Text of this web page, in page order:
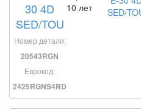
30 4D
SED/TOU
Номер детали:
20543RGN
Еврокод:
2425RGNS4RD
10 лет